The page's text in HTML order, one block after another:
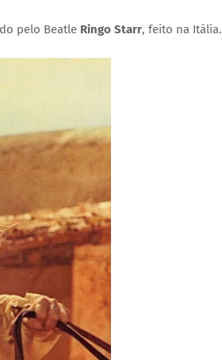
pelo Beatle Ringo Starr, feito na Itália.